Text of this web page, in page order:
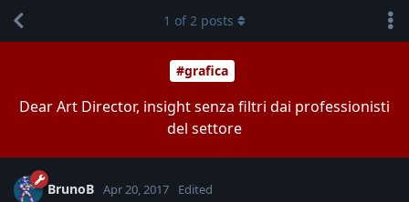
#grafica
Dear Art Director, insight senza filtri dai professionisti
del settore
1 of2 posts
BrunoB Apr 20, 2017 Edited